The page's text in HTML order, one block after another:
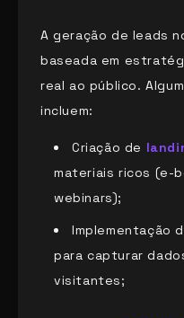
A geração de leads
baseada em
real ao público.
incluem:
Criação de
materiais ricos (e-
webinars);
Implementação
para capturar
visitantes;